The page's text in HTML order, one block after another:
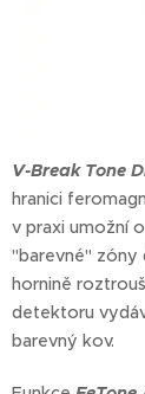
V-Break Tone
hranici
v praxi umožní
"barevné" zóny
hornině
detektoru
barevný kov.